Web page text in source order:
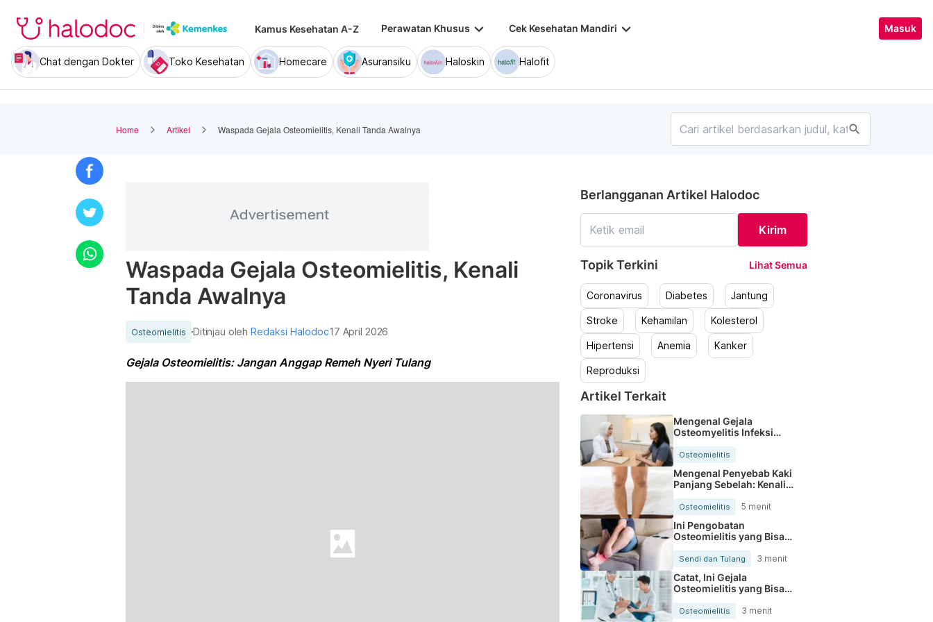
Kamus Kesehatan A-Z Perawatan Khusus keyboard_arrow_down Cek Kesehatan Mandiri keyboard_arrow_down Masuk
Chat dengan Dokter Toko Kesehatan Homecare Asuransiku Haloskin Halofit
Home Artikel Waspada Gejala Osteomielitis, Kenali Tanda Awalnya search
Waspada Gejala Osteomielitis, Kenali
Tanda Awalnya
Osteomielitis Ditinjau olehRedaksi Halodoc17 April 2026
Gejala Osteomielitis: Jangan Anggap Remeh Nyeri Tulang
Berlangganan Artikel Halodoc
Kirim
Topik Terkini Lihat Semua
Coronavirus Diabetes Jantung
Stroke Kehamilan Kolesterol
Hipertensi Anemia Kanker
Reproduksi
Artikel Terkait
Mengenal Gejala
Osteomyelitis Infeksi
Osteomielitis
Mengenal Penyebab Kaki
Panjang Sebelah: Kenali
Osteomielitis 5 menit
Ini Pengobatan
Osteomielitis yang Bisa
Sendi dan Tulang 3 menit
Catat, Ini Gejala
Osteomielitis yang Bisa
Osteomielitis 3 menit